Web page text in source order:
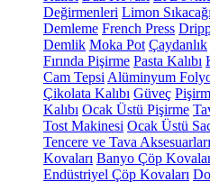
Değirmenleri Limon Sıkacağı
Demleme French Press
Demlik Moka Pot Çaydanlık
Fırında Pişirme Pasta Kalıbı
Cam Tepsi Alüminyum
Çikolata Kalıbı Güveç
Kalıbı Ocak Üstü Pişirme
Tost Makinesi Ocak Üstü
Tencere ve Tava Aksesuarları
Kovaları Banyo Çöp
Endüstriyel Çöp Kovaları